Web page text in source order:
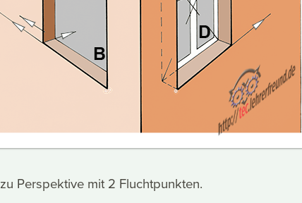
zu Perspektive mit 2 Fluchtpunkten.